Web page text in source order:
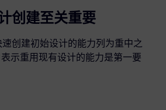
创建至关重要
速创建初始设计的能力列为重中之
示重用现有设计的能力是第一要